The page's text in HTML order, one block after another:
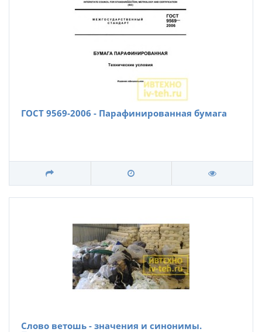
ГОСТ 9569-2006 - Парафинированная бумага
Слово ветошь - значения и синонимы.